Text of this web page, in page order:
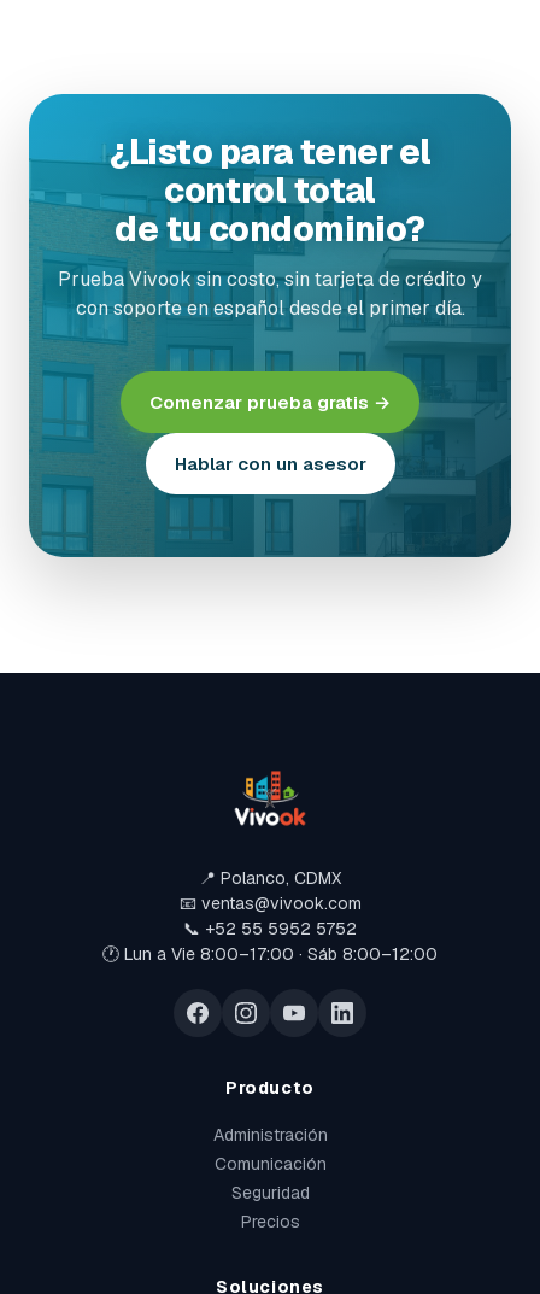
¿Listo para tener el
control total
de tu condominio?
Prueba Vivook sin costo, sin tarjeta de crédito y
con soporte en español desde el primer día.
Comenzar prueba gratis →
Hablar con un asesor
📍 Polanco, CDMX
📧 ventas@vivook.com
📞 +52 55 5952 5752
🕐 Lun a Vie 8:00–17:00 · Sáb 8:00–12:00
Producto
Administración
Comunicación
Seguridad
Precios
Soluciones